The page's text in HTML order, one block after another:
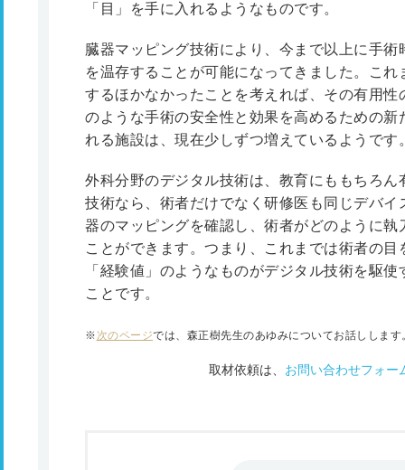
「目」を手に入れるようなものです。
臓器マッピング技術により、今まで以上に手
を温存することが可能になってきました。こ
するほかなかったことを考えれば、その有用
のような手術の安全性と効果を高めるための
れる施設は、現在少しずつ増えているようです
外科分野のデジタル技術は、教育にももちろ
技術なら、術者だけでなく研修医も同じデバ
器のマッピングを確認し、術者がどのように
ことができます。つまり、これまでは術者の
「経験値」のようなものがデジタル技術を駆
ことです。
※ 次のページでは、森正樹先生のあゆみについてお話しします
取材依頼は、 お問い合わせフォー